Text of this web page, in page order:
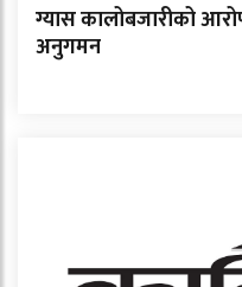
ग्यास कालोबजारीको
अनुगमन